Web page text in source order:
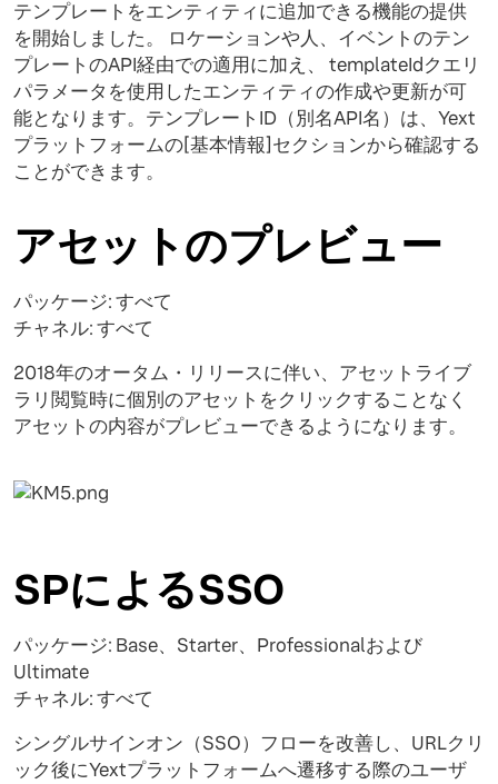
テンプレートをエンティティに追加できる機能の提供
を開始しました。 ロケーションや人、イベントのテン
プレートのAPI経由での適用に加え、 templateIdクエリ
パラメータを使用したエンティティの作成や更新が可
能となります。テンプレートID（別名API名）は、Yext
プラットフォームの[基本情報]セクションから確認する
ことができます。
アセットのプレビュー
パッケージ: すべて
チャネル: すべて
2018年のオータム・リリースに伴い、アセットライブ
ラリ閲覧時に個別のアセットをクリックすることなく
アセットの内容がプレビューできるようになります。
SPによるSSO
パッケージ: Base、Starter、Professionalおよび
Ultimate
チャネル: すべて
シングルサインオン（SSO）フローを改善し、URLクリ
ック後にYextプラットフォームへ遷移する際のユーザ